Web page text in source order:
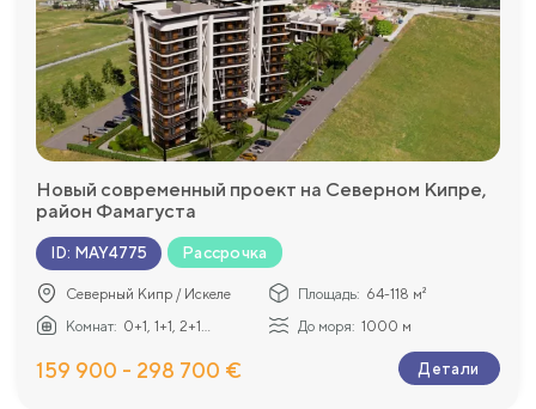
Новый современный проект на Северном Кипре,
район Фамагуста
ID: MAY4775 Рассрочка
Северный Кипр / Искеле Площадь: 64-118 м²
Комнат: 0+1, 1+1, 2+1... До моря: 1000 м
159 900 - 298 700 € Детали